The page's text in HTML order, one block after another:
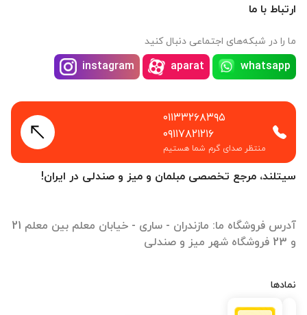
سیتلند، مرجع تخصصی مبلمان و میز و صندلی در ایران!
آدرس فروشگاه ما: مازندران - ساری - خیابان معلم بین معلم 21
و 23 فروشگاه شهر میز و صندلی
نمادها
ارتباط با ما
ما را در شبکه‌های اجتماعی دنبال کنید
whatsapp
aparat
instagram
۰۱۱۳۳۲۶۸۳۹۵
۰۹۱۱۷۸۲۱۲۱۶
منتظر صدای گرم شما هستیم